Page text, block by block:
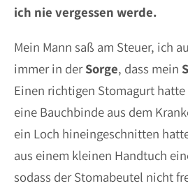
ich nie vergessen werde.
Mein Mann saß am Steuer, ich
immer in derSorge, dass mein
Einen richtigen Stomagurt
eine Bauchbinde aus dem
ein Loch hineingeschnitten
aus einem kleinen Handtuch
sodass der Stomabeutel nicht